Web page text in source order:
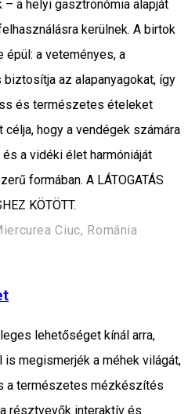
a helyi gasztronómia alapját
kerülnek. A birtok
a veteményes, a
az alapanyagokat, így
és természetes ételeket
célja, hogy a vendégek számára
a vidéki élet harmóniáját
formában. A LÁTOGATÁS
KÖTÖTT.
Ciuc, Románia
lehetőséget kínál arra,
megismerjék a méhek világát,
a természetes mézkészítés
résztvevők interaktív és